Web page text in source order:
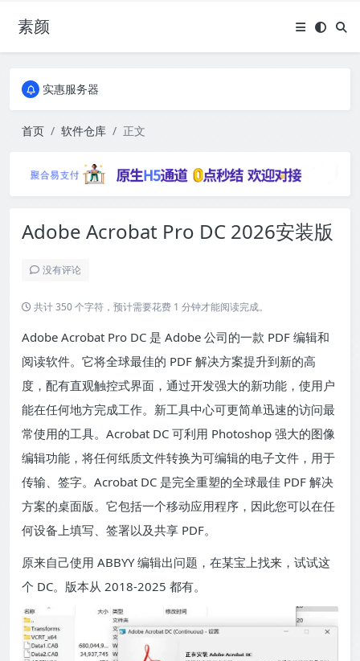
素颜全国免费包邮流量卡
实惠服务器
实惠服务器
首页 软件仓库 正文
Adobe Acrobat Pro DC 2026安装版
没有评论
共计 350 个字符，预计需要花费 1 分钟才能阅读完成。
Adobe Acrobat Pro DC 是 Adobe 公司的一款 PDF 编辑和
阅读软件。它将全球最佳的 PDF 解决方案提升到新的高
度，配有直观触控式界面，通过开发强大的新功能，使用户
能在任何地方完成工作。新工具中心可更简单迅速的访问最
常使用的工具。Acrobat DC 可利用 Photoshop 强大的图像
编辑功能，将任何纸质文件转换为可编辑的电子文件，用于
传输、签字。Acrobat DC 是完全重塑的全球最佳 PDF 解决
方案的桌面版。它包括一个移动应用程序，因此您可以在任
何设备上填写、签署以及共享 PDF。
原来自己使用 ABBYY 编辑出问题，在某宝上找来，试试这
个 DC。版本从 2018-2025 都有。